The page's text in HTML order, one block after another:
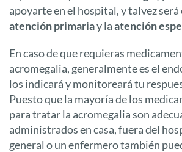
apoyarte en el hospital, y talvez
atención primariay laatención
En caso de que requieras
acromegalia, generalmente es el
los indicará y monitoreará tu
Puesto que la mayoría de los
para tratar la acromegalia son
administrados en casa, fuera del
general o un enfermero también